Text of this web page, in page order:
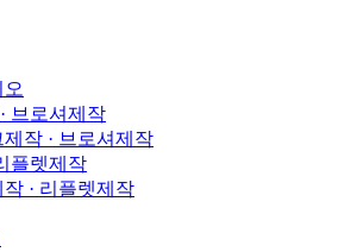
오
브로셔제작
작 · 브로셔제작
플렛제작
· 리플렛제작